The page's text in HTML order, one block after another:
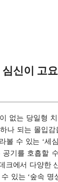
신이 고
없는 당일형
나 되는 몰입
볼 수 있는 ‘세
기를 호흡할
크에서 다양한
있는 ‘숲속 명